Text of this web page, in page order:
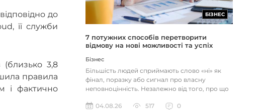
до
її служби
(близько 3,8
правила
і фактично
БІЗНЕС
7 потужних способів перетворити
відмову на нові можливості та успіх
Бізнес
Більшість людей сприймають слово «ні» як
фінал, поразку або сигнал про власну
неповноцінність. Незалежно від того, про що
04.08.26
517 0